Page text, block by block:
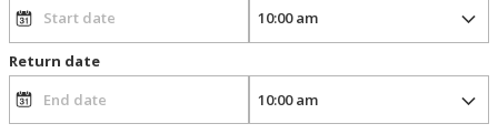
Return date